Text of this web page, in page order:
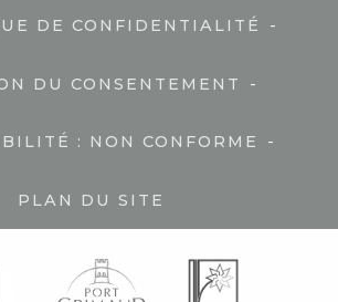
DE CONFIDENTIALITÉ -
DU CONSENTEMENT -
: NON CONFORME -
PLAN DU SITE